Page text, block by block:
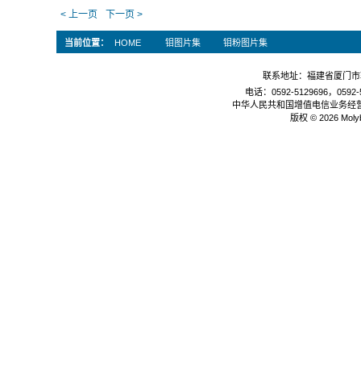
< 上一页 下一页 >
当前位置： HOME 钼图片集 钼粉图片集
联系地址：福建省厦门
电话：0592-5129696，
中华人民共和国增值电信业务经
版权 © 2026